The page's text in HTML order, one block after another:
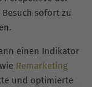
sofort zu
einen Indikator
Remarketing
und optimierte